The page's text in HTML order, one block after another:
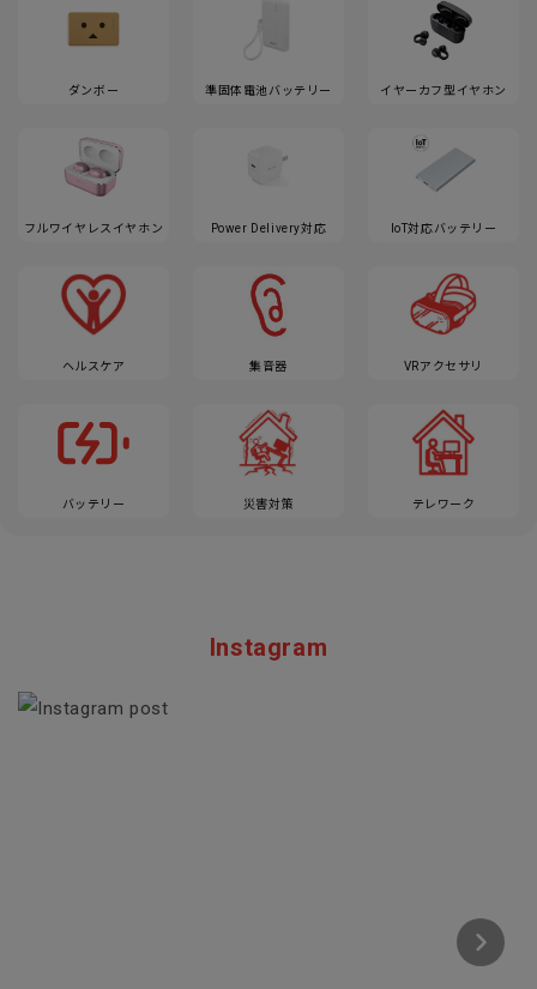
ダンボー 準固体電池バッテリー イヤーカフ型イヤホン
フルワイヤレスイヤホン Power Delivery対応 IoT対応バッテリー
ヘルスケア 集音器 VRアクセサリ
バッテリー 災害対策 テレワーク
Instagram